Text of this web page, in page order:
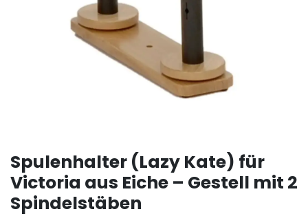
Spulenhalter (Lazy Kate) für
Victoria aus Eiche – Gestell mit 2
Spindelstäben